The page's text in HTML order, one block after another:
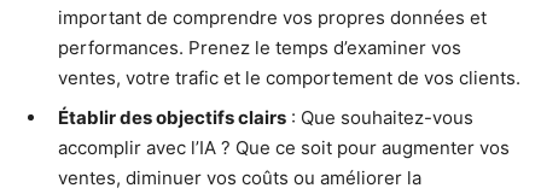
important de comprendre vos propres données et
performances. Prenez le temps d’examiner vos
ventes, votre trafic et le comportement de vos clients.
Établir des objectifs clairs : Que souhaitez-vous
accomplir avec l’IA ? Que ce soit pour augmenter vos
ventes, diminuer vos coûts ou améliorer la